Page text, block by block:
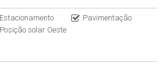
Estacionamento
Pavimentação
Posição solar Oeste